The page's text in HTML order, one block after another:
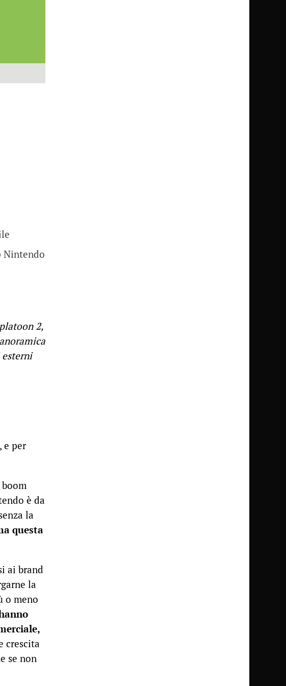
Nintendo
2,
e per
è da
la
questa
ai brand
la
o meno
crescita
se non